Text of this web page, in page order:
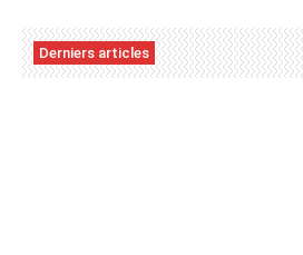
Derniers articles